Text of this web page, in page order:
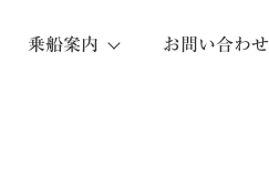
乗船案内 お問い合わせ